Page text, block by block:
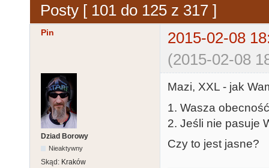
Posty [ 101 do 125 z 317 ]
Pin
2015-02-08
(2015-02-08
Dziad Borowy
Nieaktywny
Skąd: Kraków
Mazi, XXL - jak
1. Wasza
2. Jeśli nie pasuje
Czy to jest jasne?